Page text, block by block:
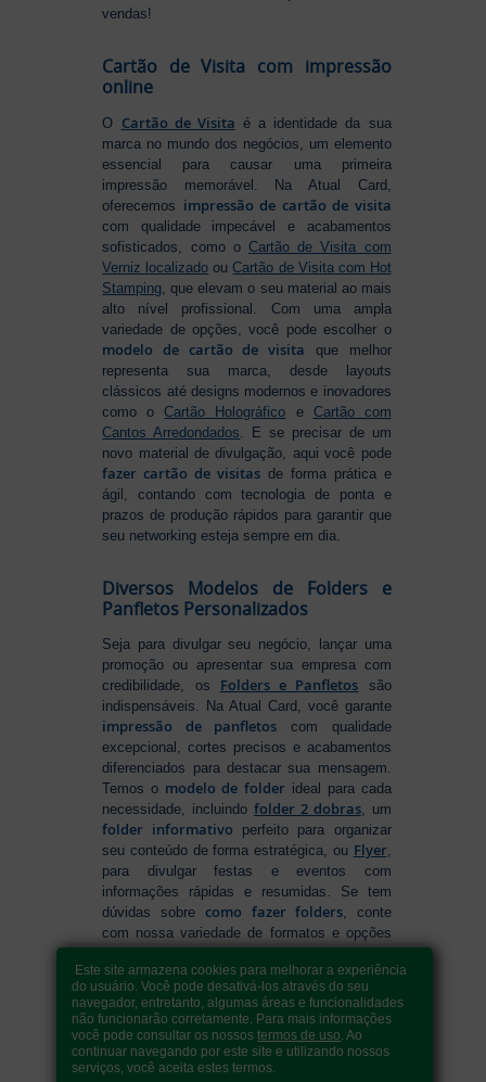
vendas!
Cartão de Visita com impressão
online
O Cartão de Visita é a identidade da sua
marca no mundo dos negócios, um elemento
essencial para causar uma primeira
impressão memorável. Na Atual Card,
oferecemos impressão de cartão de visita
com qualidade impecável e acabamentos
sofisticados, como o Cartão de Visita com
Verniz localizado ouCartão de Visita com Hot
Stamping , que elevam o seu material ao mais
alto nível profissional. Com uma ampla
variedade de opções, você pode escolher o
modelo de cartão de visita que melhor
representa sua marca, desde layouts
clássicos até designs modernos e inovadores
como oCartão Holográfico e Cartão com
Cantos Arredondados . E se precisar de um
novo material de divulgação, aqui você pode
fazer cartão de visitas de forma prática e
ágil, contando com tecnologia de ponta e
prazos de produção rápidos para garantir que
seu networking esteja sempre em dia.
Diversos Modelos de Folders e
Panfletos Personalizados
Seja para divulgar seu negócio, lançar uma
promoção ou apresentar sua empresa com
credibilidade, os Folders e Panfletos são
indispensáveis. Na Atual Card, você garante
impressão de panfletos com qualidade
excepcional, cortes precisos e acabamentos
diferenciados para destacar sua mensagem.
Temos o modelo de folder ideal para cada
necessidade, incluindofolder 2 dobras, um
folder informativo perfeito para organizar
seu conteúdo de forma estratégica, ou Flyer,
para divulgar festas e eventos com
informações rápidas e resumidas. Se tem
dúvidas sobrecomo fazer folders, conte
com nossa variedade de formatos e opções
destaca. Produção ágil, entrega rápida e
qualidade garantida para levar sua
comunicação a outro nível!
Este site armazena cookies para melhorar a experiência
do usuário. Você pode desativá-los através do seu
navegador, entretanto, algumas áreas e funcionalidades
não funcionarão corretamente. Para mais informações
você pode consultar os nossostermos de uso. Ao
continuar navegando por este site e utilizando nossos
serviços, você aceita estes termos.